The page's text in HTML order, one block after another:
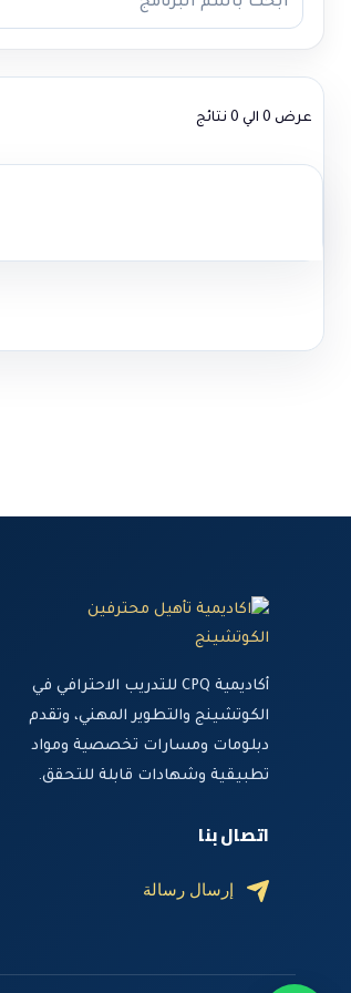
عرض 0 الي 0 نتائج
أكاديمية CPQ للتدريب الاحترافي في
الكوتشينج والتطوير المهني، وتقدم
دبلومات ومسارات تخصصية ومواد
تطبيقية وشهادات قابلة للتحقق.
اتصال بنا
إرسال رسالة